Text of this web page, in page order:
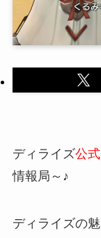
ディライズ公
情報局～♪
ディライズの